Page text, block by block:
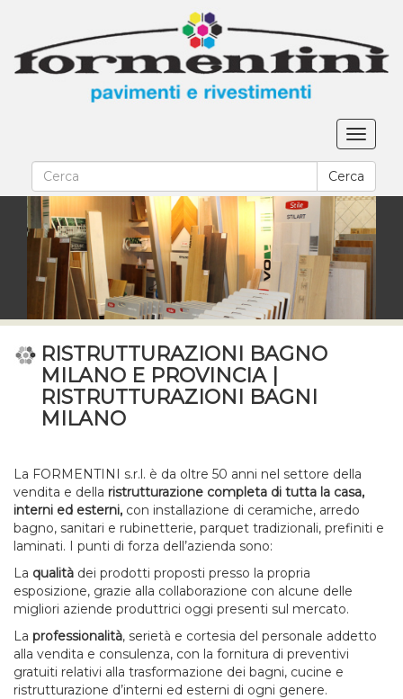
contenuto
principale
Toggle
Form
di
ricerca
Cerca
Cerca
RISTRUTTURAZIONI BAGNO
MILANO E PROVINCIA |
RISTRUTTURAZIONI BAGNI
MILANO
La FORMENTINI s.r.l. è da oltre 50 anni nel settore della
vendita e della ristrutturazione completa di tutta la casa,
interni ed esterni, con installazione di ceramiche, arredo
bagno, sanitari e rubinetterie, parquet tradizionali, prefiniti e
laminati. I punti di forza dell’azienda sono:
La qualità dei prodotti proposti presso la propria
esposizione, grazie alla collaborazione con alcune delle
migliori aziende produttrici oggi presenti sul mercato.
La professionalità, serietà e cortesia del personale addetto
alla vendita e consulenza, con la fornitura di preventivi
gratuiti relativi alla trasformazione dei bagni, cucine e
ristrutturazione d’interni ed esterni di ogni genere.